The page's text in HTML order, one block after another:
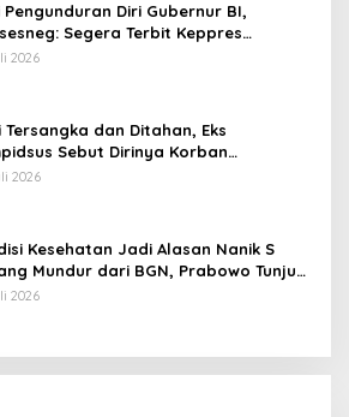
Pengunduran Diri Gubernur BI,
Segera Terbit Keppres
dengan Hormat
2026
Tersangka dan Ditahan, Eks
Sebut Dirinya Korban
2026
Kesehatan Jadi Alasan Nanik S
Mundur dari BGN, Prabowo Tunjuk
Sudaryono
2026